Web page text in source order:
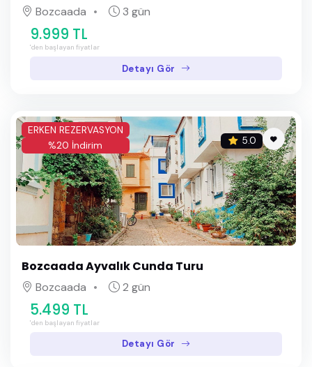
Bozcaada 3 gün
9.999 TL
'den başlayan fiyatlar
Detayı Gör
ERKEN REZERVASYON
%20 İndirim
5.0
Bozcaada Ayvalık Cunda Turu
Bozcaada 2 gün
5.499 TL
'den başlayan fiyatlar
Detayı Gör